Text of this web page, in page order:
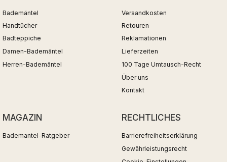
Bademäntel
Handtücher
Badteppiche
Damen-Bademäntel
Herren-Bademäntel
Versandkosten
Retouren
Reklamationen
Lieferzeiten
100 Tage Umtausch-Recht
Über uns
Kontakt
MAGAZIN
Bademantel-Ratgeber
RECHTLICHES
Barrierefreiheitserklärung
Gewährleistungsrecht